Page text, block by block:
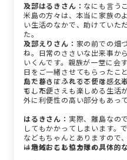
及部はるきさん： なにも言う
米島の方々は、本当に家族の
い生活のなかで、助けていた
た。
及部えりさん： 家の前での畑
ね。日常のささいな出来事か
いくんです。親族が一堂に会
日をご一緒させてもらったこ
たたかさにふれることは、久
でした。
島で暮らすうえで不便を感じ
も、不便さえも楽しめる生活
外に利便性の高い部分もあっ
はるきさん： 実際、離島なの
してもかかってしまいます。
などもちゃんとありますので
は意外にもありません。
—地域おこし協力隊の具体的